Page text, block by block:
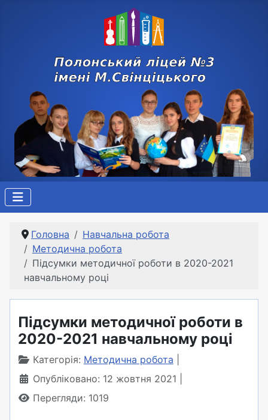
Головна
Навчальна робота
Методична робота
Підсумки методичної роботи в 2020-2021
навчальному році
Підсумки методичної роботи в
2020-2021 навчальному році
Категорія: Методична робота
Опубліковано: 12 жовтня 2021
Перегляди: 1019